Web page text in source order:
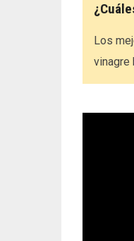
Los
vinagre